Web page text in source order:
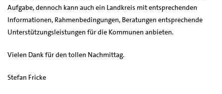
Aufgabe, dennoch kann auch ein Landkreis mit entsprechenden
Informationen, Rahmenbedingungen, Beratungen entsprechende
Unterstützungsleistungen für die Kommunen anbieten.
Vielen Dank für den tollen Nachmittag.
Stefan Fricke